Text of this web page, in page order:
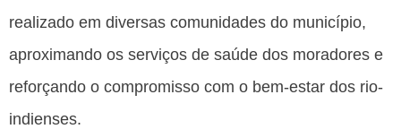
realizado em diversas comunidades do município,
aproximando os serviços de saúde dos moradores e
reforçando o compromisso com o bem-estar dos rio-
indienses.